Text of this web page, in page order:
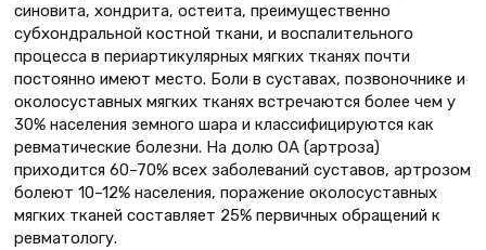
синовита, хондрита, остеита, преимущественно
субхондральной костной ткани, и воспалительного
процесса в периартикулярных мягких тканях почти
постоянно имеют место. Боли в суставах, позвоночнике и
околосуставных мягких тканях встречаются более чем у
30% населения земного шара и классифицируются как
ревматические болезни. На долю ОА (артроза)
приходится 60–70% всех заболеваний суставов, артрозом
болеют 10–12% населения, поражение околосуставных
мягких тканей составляет 25% первичных обращений к
ревматологу.